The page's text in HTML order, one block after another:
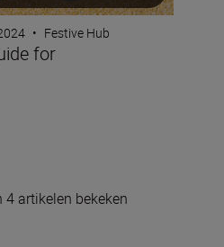
• Festive Hub
for
4 artikelen bekeken